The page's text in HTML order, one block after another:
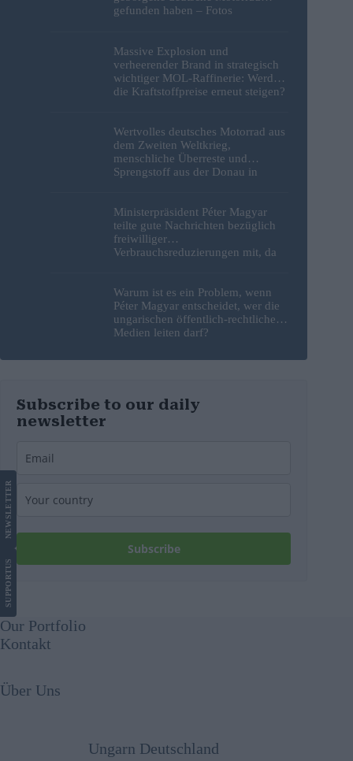
gefunden haben – Fotos
Massive Explosion und
verheerender Brand in strategisch
wichtiger MOL-Raffinerie: Werden
die Kraftstoffpreise erneut steigen?
Wertvolles deutsches Motorrad aus
dem Zweiten Weltkrieg,
menschliche Überreste und
Sprengstoff aus der Donau in
Ministerpräsident Péter Magyar
teilte gute Nachrichten bezüglich
freiwilliger
Verbrauchsreduzierungen mit, da
Warum ist es ein Problem, wenn
Péter Magyar entscheidet, wer die
ungarischen öffentlich-rechtlichen
Medien leiten darf?
Subscribe to our daily
newsletter
Subscribe
SUPPORT
US
NEWS
LETTER
Our Portfolio
Kontakt
Über Uns
Ungarn Deutschland